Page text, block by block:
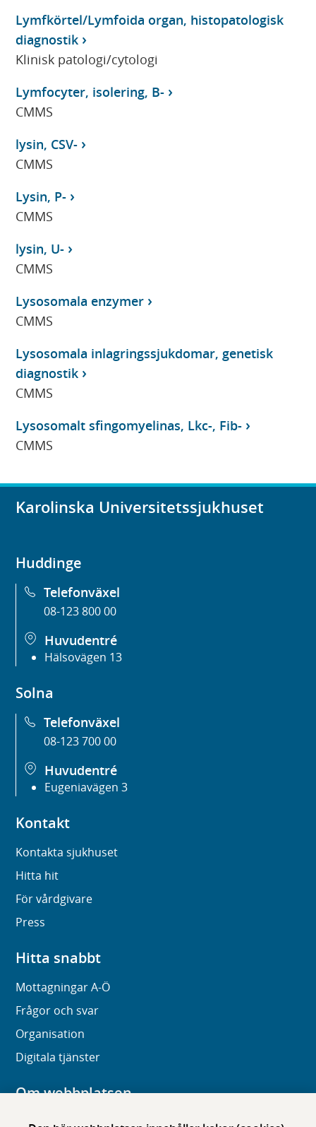
Lymfkörtel/Lymfoida organ, histopatologisk
diagnostik
Klinisk patologi/cytologi
Lymfocyter, isolering, B-
CMMS
lysin, CSV-
CMMS
Lysin, P-
CMMS
lysin, U-
CMMS
Lysosomala enzymer
CMMS
Lysosomala inlagringssjukdomar, genetisk
diagnostik
CMMS
Lysosomalt sfingomyelinas, Lkc-, Fib-
CMMS
Karolinska Universitetssjukhuset
Huddinge
Telefonväxel
08-123 800 00
Huvudentré
Hälsovägen 13
Solna
Telefonväxel
08-123 700 00
Huvudentré
Eugeniavägen 3
Kontakt
Kontakta sjukhuset
Hitta hit
För vårdgivare
Press
Hitta snabbt
Mottagningar A-Ö
Frågor och svar
Organisation
Digitala tjänster
Om webbplatsen
Om karolinska.se